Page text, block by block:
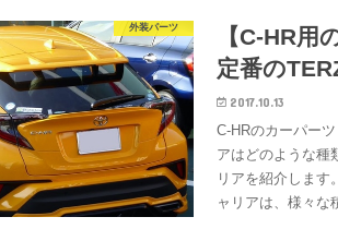
外装パーツ
【C-HR用
定番の
2017.10.13
C-HRのカーパー
アはどのような種
リアを紹介します
ャリアは、様々な